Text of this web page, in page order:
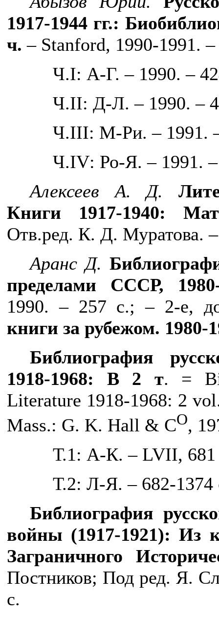
1917-1944 гг.:
ч.– Stanford, 1990-1991.
Ч.I: А-Г. – 1990. –
Ч.II: Д-Л. – 1990. –
Ч.III: М-Ри. – 1991.
Ч.IV: Ро-Я. – 1991.
Алексеев А. Д.
Книги 1917-1940:
Отв.ред. К. Д. Муратова.
Аранс Д.
пределами СССР,
1990. – 257 с.; – 2-е,
книги за рубежом. 1980-
Библиография
1918-1968: В 2 т. =
Literature 1918-1968: 2 vol
Mass.: G. K. Hall & CО,
Т.1: А-К. – LVII, 681
Т.2: Л-Я. – 682-1374
Библиография
войны (1917-1921): Из
Заграничного
Постников; Под ред. Я.
с.